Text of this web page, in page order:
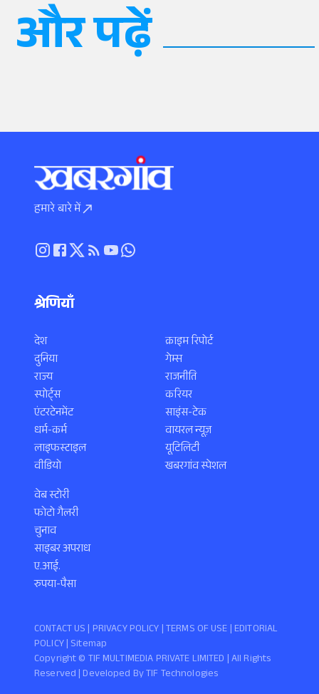
और पढ़ें
हमारे बारे में
श्रेणियाँ
देश
दुनिया
राज्य
स्पोर्ट्स
एंटरटेनमेंट
धर्म-कर्म
लाइफस्टाइल
वीडियो
क्राइम रिपोर्ट
गेम्स
राजनीति
करियर
साइंस-टेक
वायरल न्यूज़
यूटिलिटी
खबरगांव स्पेशल
वेब स्टोरी
फोटो गैलरी
चुनाव
साइबर अपराध
ए.आई.
रुपया-पैसा
Copyright ©️ TIF MULTIMEDIA PRIVATE LIMITED | All Rights
Reserved | Developed ByTIF Technologies
CONTACT US | PRIVACY POLICY |TERMS OF USE | EDITORIAL
POLICY| Sitemap